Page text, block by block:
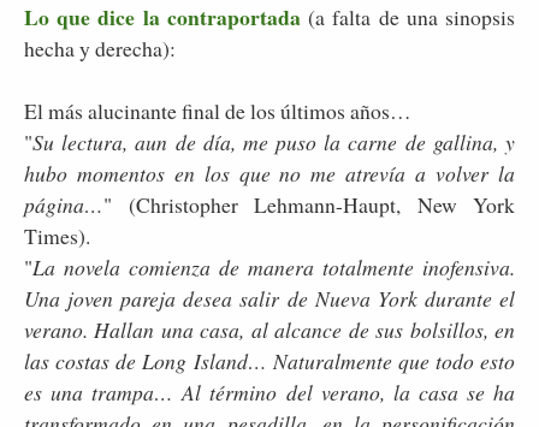
Lo que dice la contraportada (a falta de una sinopsis
hecha y derecha):
El más alucinante final de los últimos años…
"Su lectura, aun de día, me puso la carne de gallina, y
hubo momentos en los que no me atrevía a volver la
página…" (Christopher Lehmann-Haupt, New York
Times).
"La novela comienza de manera totalmente inofensiva.
Una joven pareja desea salir de Nueva York durante el
verano. Hallan una casa, al alcance de sus bolsillos, en
las costas de Long Island… Naturalmente que todo esto
es una trampa… Al término del verano, la casa se ha